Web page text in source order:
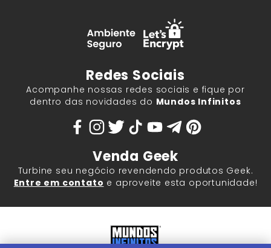
Redes Sociais
Acompanhe nossas redes sociais e fique por
dentro das novidades do Mundos Infinitos
Venda Geek
Turbine seu negócio revendendo produtos Geek.
Entre em contato e aproveite esta oportunidade!